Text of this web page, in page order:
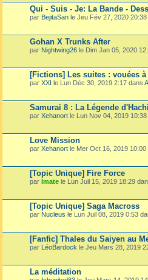
Qui - Suis - Je: La Bande -
par BejitaSan le Jeu Fév 27, 2020
Gohan X Trunks After
par Nightwing26 le Dim Jan 05, 2020
[Fictions] Les suites : vouées
par XXI le Lun Déc 30, 2019 2:17 dans
Samurai 8 : La Légende
par Xehanort le Lun Nov 04, 2019
Love Mission
par Xehanort le Mer Oct 16, 2019
[Topic Unique] Fire Force
par Imate le Lun Juil 15, 2019 18:29
[Topic Unique] Saga Macross
par Nucleus le Lun Juil 08, 2019 0:53
[Fanfic] Thales du Saiyen au
par LéoBardock le Jeu Mars 28, 2019
La méditation